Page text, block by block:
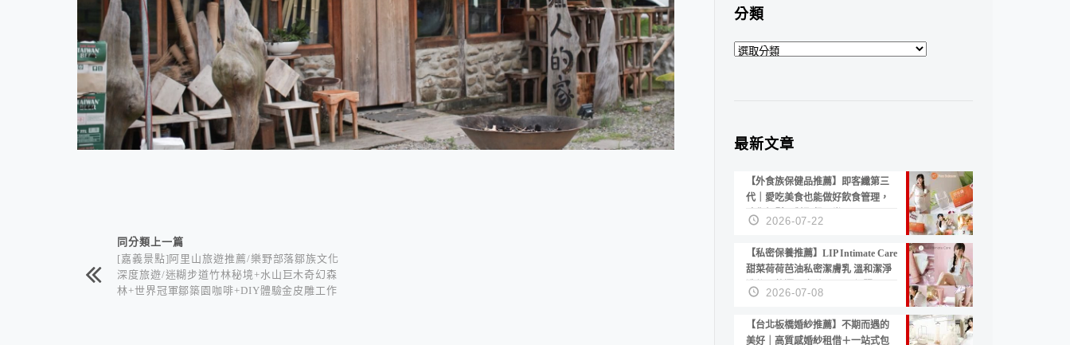
相連文章同分類上一篇
[嘉義景點]阿里山旅遊推薦/樂野部落鄒族文化
深度旅遊/迷糊步道竹林秘境+水山巨木奇幻森
林+世界冠軍鄒築園咖啡+DIY體驗金皮雕工作
分類
分
最新文章
【外食族保健品推薦】即客纖第三
代｜愛吃美食也能做好飲食管理，
陪你輕鬆面對聚餐日常！
2026-07-22
【私密保養推薦】LIP Intimate Care
甜菜荷荷芭油私密潔膚乳 溫和潔淨
洗後不乾澀 不起泡反而更舒服！
2026-07-08
【台北板橋婚紗推薦】不期而遇的
美好｜高質感婚紗租借＋一站式包